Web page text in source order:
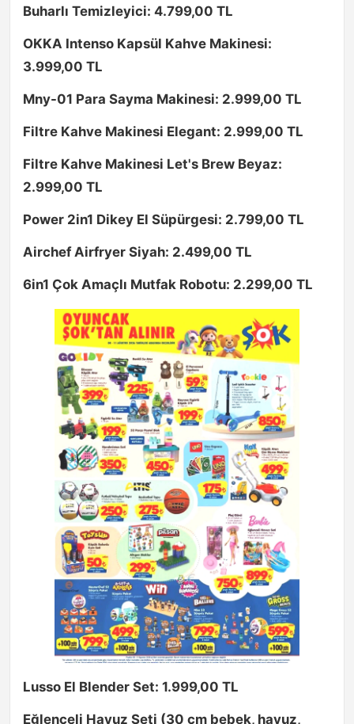
Buharlı Temizleyici: 4.799,00 TL
OKKA Intenso Kapsül Kahve Makinesi:
3.999,00 TL
Mny-01 Para Sayma Makinesi: 2.999,00 TL
Filtre Kahve Makinesi Elegant: 2.999,00 TL
Filtre Kahve Makinesi Let's Brew Beyaz:
2.999,00 TL
Power 2in1 Dikey El Süpürgesi: 2.799,00 TL
Airchef Airfryer Siyah: 2.499,00 TL
6in1 Çok Amaçlı Mutfak Robotu: 2.299,00 TL
Lusso El Blender Set: 1.999,00 TL
Eğlenceli Havuz Seti (30 cm bebek, havuz,